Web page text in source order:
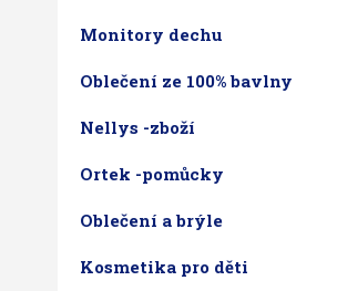
Monitory dechu
Oblečení ze 100% bavlny
Nellys -zboží
Ortek -pomůcky
Oblečení a brýle
Kosmetika pro děti